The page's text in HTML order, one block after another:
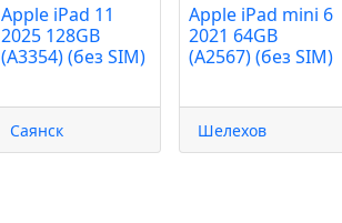
Apple iPad 11
2025 128GB
(A3354) (без SIM)
Саянск
Apple iPad mini 6
2021 64GB
(A2567) (без SIM)
Шелехов